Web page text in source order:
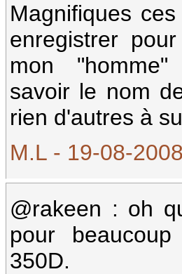
Magnifiques
enregistrer
mon
savoir le nom
rien d'autres à
M.L - 19-08-
@rakeen : oh
pour
350D.